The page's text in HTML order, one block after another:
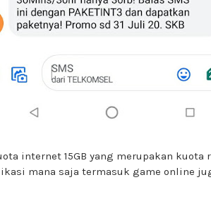
internet 15GB yang merupakan
mana saja termasuk game online